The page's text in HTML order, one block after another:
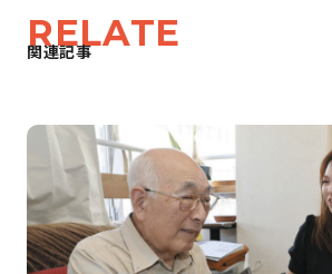
RELATE
関連記事